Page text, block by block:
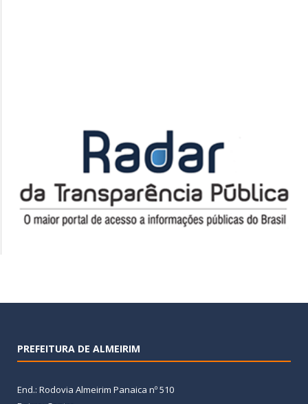
PREFEITURA DE ALMEIRIM
End.: Rodovia Almeirim Panaica nº 510